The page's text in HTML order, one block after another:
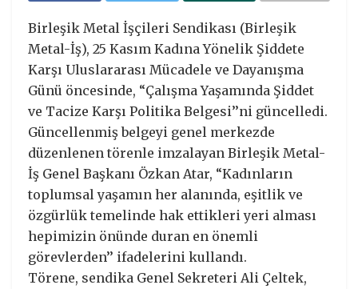
Birleşik Metal İşçileri Sendikası (Birleşik
Metal-İş), 25 Kasım Kadına Yönelik Şiddete
Karşı Uluslararası Mücadele ve Dayanışma
Günü öncesinde, “Çalışma Yaşamında Şiddet
ve Tacize Karşı Politika Belgesi’’ni güncelledi.
Güncellenmiş belgeyi genel merkezde
düzenlenen törenle imzalayan Birleşik Metal-
İş Genel Başkanı Özkan Atar, “Kadınların
toplumsal yaşamın her alanında, eşitlik ve
özgürlük temelinde hak ettikleri yeri alması
hepimizin önünde duran en önemli
görevlerden’’ ifadelerini kullandı.
Törene, sendika Genel Sekreteri Ali Çeltek,